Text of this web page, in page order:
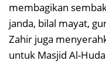
membagikan
janda, bilal mayat,
Zahir juga
untuk Masjid Al-